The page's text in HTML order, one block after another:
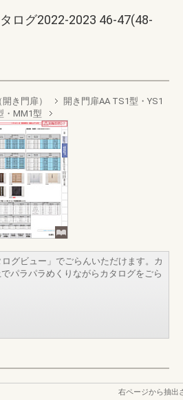
ログ2022-2023 46-47(48-
き門扉）
開き門扉AA TS1型・YS1
・MM1型
グビュー」でごらんいただけます。カ
パラパラめくりながらカタログをごら
右ページから抽出